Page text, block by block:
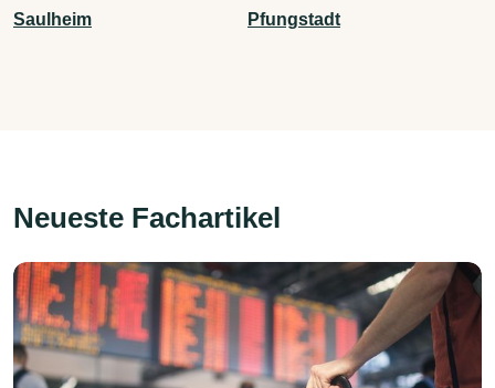
Saulheim Pfungstadt
Neueste Fachartikel